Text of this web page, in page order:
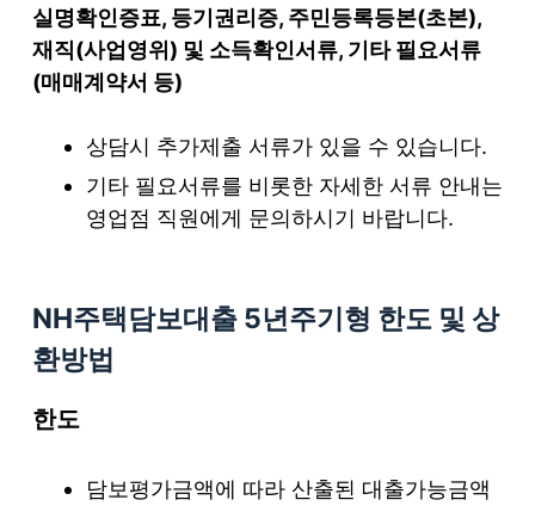
실명확인증표, 등기권리증, 주민등록등본(초본),
재직(사업영위) 및 소득확인서류, 기타 필요서류
(매매계약서 등)
상담시 추가제출 서류가 있을 수 있습니다.
기타 필요서류를 비롯한 자세한 서류 안내는
영업점 직원에게 문의하시기 바랍니다.
NH주택담보대출 5년주기형 한도 및 상
환방법
한도
담보평가금액에 따라 산출된 대출가능금액